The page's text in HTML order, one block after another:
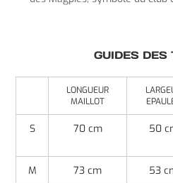
GUIDES
LONGUEUR
MAILLOT
S 70 cm 50
M 73 cm 53